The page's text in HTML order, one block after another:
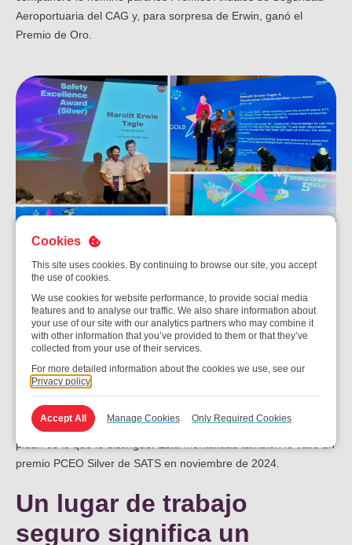
Aeroportuaria del CAG y, para sorpresa de Erwin, ganó el
Premio de Oro.
Erwin con el SATS y el equipo de gestión de SATSs APS durante
los Premios Anuales de Seguridad Aeroportuaria CAG FY23/24
Humildemente, explica: "Era solo otra parte del trabajo." Pero su
disposición a asumir la responsabilidad y actuar sin que se lo
pidan es lo que le distingue. Esta mentalidad también le valió un
premio PCEO Silver de SATS en noviembre de 2024.
Un lugar de trabajo
seguro significa un
Cookies
This site uses cookies. By continuing to browse our site, you accept
the use of cookies.
We use cookies for website performance, to provide social media
features and to analyse our traffic. We also share information about
your use of our site with our analytics partners who may combine it
with other information that you’ve provided to them or that they’ve
collected from your use of their services.
For more detailed information about the cookies we use, see our
Privacy policy
Accept All Manage Cookies Only Required Cookies